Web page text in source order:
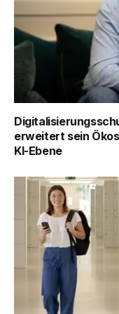
erweitert sein
KI-Ebene